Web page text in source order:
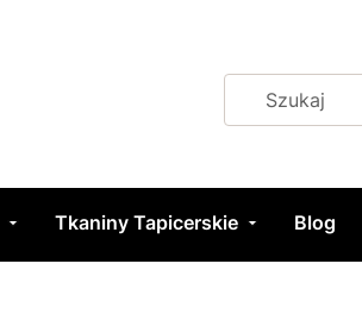
Tkaniny Tapicerskie Blog